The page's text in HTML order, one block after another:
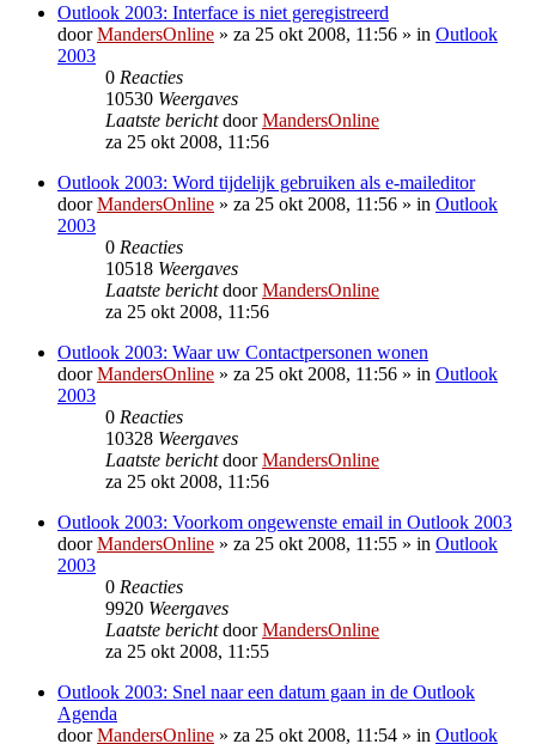
Outlook 2003: Interface is niet geregistreerd
doorMandersOnline » za 25 okt 2008, 11:56 » in Outlook
2003
0 Reacties
10530 Weergaves
Laatste berichtdoorMandersOnline
za 25 okt 2008, 11:56
Outlook 2003: Word tijdelijk gebruiken als e-maileditor
doorMandersOnline » za 25 okt 2008, 11:56 » in Outlook
2003
0 Reacties
10518 Weergaves
Laatste berichtdoorMandersOnline
za 25 okt 2008, 11:56
Outlook 2003: Waar uw Contactpersonen wonen
doorMandersOnline » za 25 okt 2008, 11:56 » in Outlook
2003
0 Reacties
10328 Weergaves
Laatste berichtdoorMandersOnline
za 25 okt 2008, 11:56
Outlook 2003: Voorkom ongewenste email in Outlook 2003
doorMandersOnline » za 25 okt 2008, 11:55 » in Outlook
2003
0 Reacties
9920 Weergaves
Laatste berichtdoorMandersOnline
za 25 okt 2008, 11:55
Outlook 2003: Snel naar een datum gaan in de Outlook
Agenda
doorMandersOnline » za 25 okt 2008, 11:54 » in Outlook